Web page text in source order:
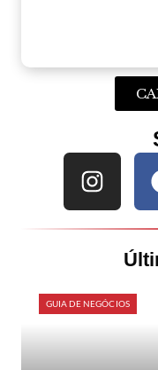
GUIA DE NEGÓCIOS